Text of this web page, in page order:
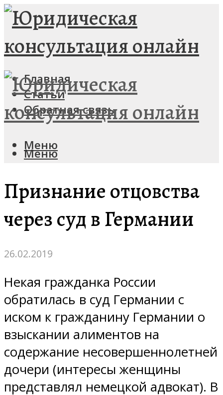
Главная
Статьи
Обратная связь
Меню
Меню
Признание отцовства
через суд в Германии
26.02.2019
Некая гражданка России
обратилась в суд Германии с
иском к гражданину Германии о
взыскании алиментов на
содержание несовершеннолетней
дочери (интересы женщины
представлял немецкой адвокат). В